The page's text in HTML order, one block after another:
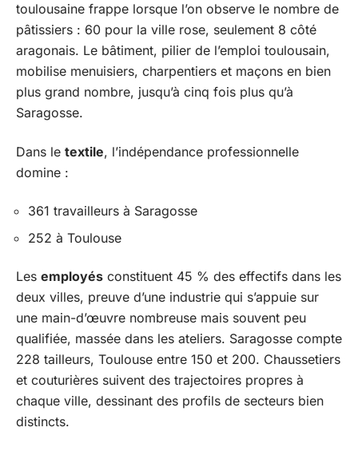
toulousaine frappe lorsque l’on observe le nombre de
pâtissiers : 60 pour la ville rose, seulement 8 côté
aragonais. Le bâtiment, pilier de l’emploi toulousain,
mobilise menuisiers, charpentiers et maçons en bien
plus grand nombre, jusqu’à cinq fois plus qu’à
Saragosse.
Dans le textile, l’indépendance professionnelle
domine :
361 travailleurs à Saragosse
252 à Toulouse
Les employés constituent 45 % des effectifs dans les
deux villes, preuve d’une industrie qui s’appuie sur
une main-d’œuvre nombreuse mais souvent peu
qualifiée, massée dans les ateliers. Saragosse compte
228 tailleurs, Toulouse entre 150 et 200. Chaussetiers
et couturières suivent des trajectoires propres à
chaque ville, dessinant des profils de secteurs bien
distincts.